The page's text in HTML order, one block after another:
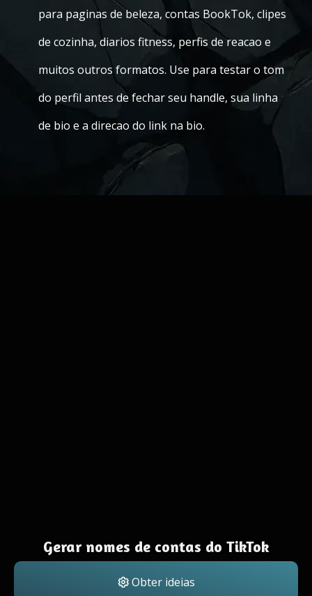
para paginas de beleza, contas BookTok, clipes
de cozinha, diarios fitness, perfis de reacao e
muitos outros formatos. Use para testar o tom
do perfil antes de fechar seu handle, sua linha
de bio e a direcao do link na bio.
Gerar nomes de contas do TikTok
Obter ideias